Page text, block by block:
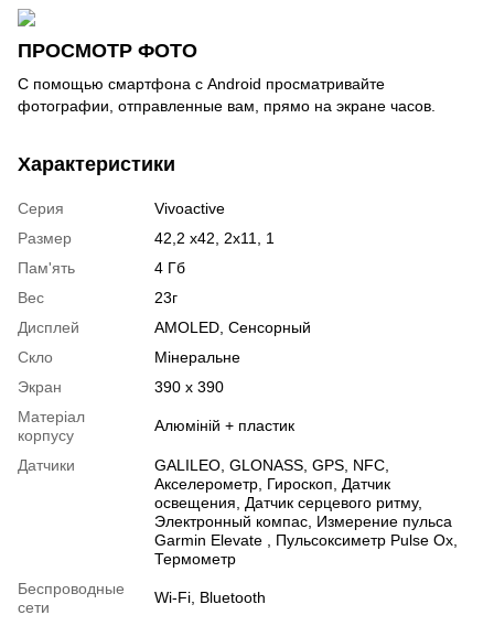
ПРОСМОТР ФОТО
С помощью смартфона с Android просматривайте
фотографии, отправленные вам, прямо на экране часов.
Характеристики
Серия
Vivoactive
Размер
42,2 х42, 2х11, 1
Пам'ять
4 Гб
Вес
23г
Дисплей
AMOLED Сенсорный
Скло
Мінеральне
Экран
390 х 390
Матеріал
корпусу
Алюміній + пластик
Датчики GALILEO GLONASS GPS NFC
Акселерометр Гироскоп
Датчик
освещения
Датчик серцевого ритму,
Электронный компас Измерение пульса
Garmin Elevate
Пульсоксиметр Pulse Ox
Термометр
Беспроводные
сети
Wi-Fi Bluetooth